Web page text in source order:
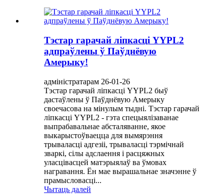
Тэстар гарачай ліпкасці YYPL2
адпраўлены ў Паўднёвую
Амерыку!
адміністратарам 26-01-26
Тэстар гарачай ліпкасці YYPL2 быў
дастаўлены ў Паўднёвую Амерыку
своечасова на мінулым тыдні. Тэстар гарачай
ліпкасці YYPL2 - гэта спецыялізаванае
выпрабавальнае абсталяванне, якое
выкарыстоўваецца для вымярэння
трываласці адгезіі, трываласці тэрмічнай
зваркі, сілы адслаення і расцяжных
уласцівасцей матэрыялаў ва ўмовах
награвання. Ён мае вырашальнае значэнне ў
прамысловасці...
Чытаць далей